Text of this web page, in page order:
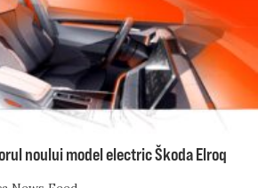
noului model electric Škoda Elroq